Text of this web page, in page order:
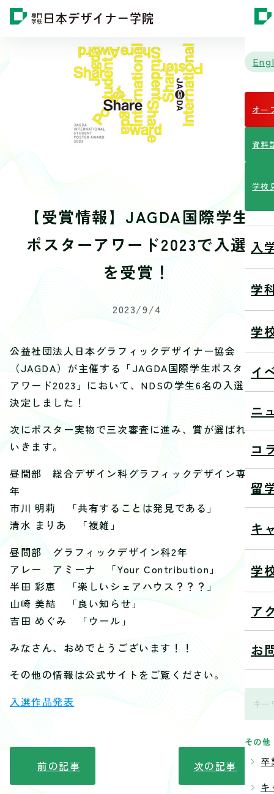
オー
資料
学校
入
学
学
イ
ニ
コ
留
キ
学
ア
お
その他
卒
キ
【受賞情報】JAGDA国際学生
ポスターアワード2023で入選
を受賞！
2023/9/4
公益社団法人日本グラフィックデザイナー協会
（JAGDA）が主催する「JAGDA国際学生ポスター
アワード2023」において、NDSの学生6名の入選が
決定しました！
次にポスター実物で三次審査に進み、賞が選ばれて
いきます。
昼間部 総合デザイン科グラフィックデザイン専攻2
年
市川 明莉 「共有することは発見である」
清水 まりあ 「複雑」
昼間部 グラフィックデザイン科2年
アレー アミーナ 「Your Contribution」
半田 彩恵 「楽しいシェアハウス？？？」
山崎 美結 「良い知らせ」
吉田 めぐみ 「ウール」
みなさん、おめでとうございます！！
その他の情報は公式サイトをご覧ください。
入選作品発表
前の記事 次の記事